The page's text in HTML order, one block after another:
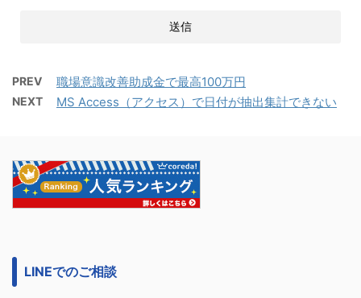
PREV 職場意識改善助成金で最高100万円
NEXT MS Access（アクセス）で日付が抽出集計できない
LINEでのご相談